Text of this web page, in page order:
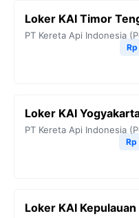
Loker KAI Timor
PT Kereta Api Indonesia
Loker KAI
PT Kereta Api Indonesia
Loker KAI Kepulauan